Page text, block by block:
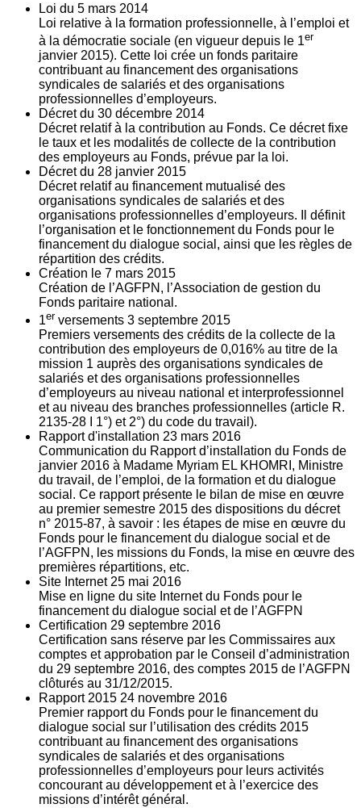
Loi du 5 mars 2014
Loi relative à la formation professionnelle, à l’emploi et
à la démocratie sociale (en vigueur depuis le 1er
janvier 2015). Cette loi crée un fonds paritaire
contribuant au financement des organisations
syndicales de salariés et des organisations
professionnelles d’employeurs.
Décret du 30 décembre 2014
Décret relatif à la contribution au Fonds. Ce décret fixe
le taux et les modalités de collecte de la contribution
des employeurs au Fonds, prévue par la loi.
Décret du 28 janvier 2015
Décret relatif au financement mutualisé des
organisations syndicales de salariés et des
organisations professionnelles d’employeurs. Il définit
l’organisation et le fonctionnement du Fonds pour le
financement du dialogue social, ainsi que les règles de
répartition des crédits.
Création le 7 mars 2015
Création de l’AGFPN, l’Association de gestion du
Fonds paritaire national.
1er versements 3 septembre 2015
Premiers versements des crédits de la collecte de la
contribution des employeurs de 0,016% au titre de la
mission 1 auprès des organisations syndicales de
salariés et des organisations professionnelles
d’employeurs au niveau national et interprofessionnel
et au niveau des branches professionnelles (article R.
2135‐28 I 1°) et 2°) du code du travail).
Rapport d'installation 23 mars 2016
Communication du Rapport d’installation du Fonds de
janvier 2016 à Madame Myriam EL KHOMRI, Ministre
du travail, de l’emploi, de la formation et du dialogue
social. Ce rapport présente le bilan de mise en œuvre
au premier semestre 2015 des dispositions du décret
n° 2015-87, à savoir : les étapes de mise en œuvre du
Fonds pour le financement du dialogue social et de
l’AGFPN, les missions du Fonds, la mise en œuvre des
premières répartitions, etc.
Site Internet 25 mai 2016
Mise en ligne du site Internet du Fonds pour le
financement du dialogue social et de l’AGFPN
Certification 29 septembre 2016
Certification sans réserve par les Commissaires aux
comptes et approbation par le Conseil d’administration
du 29 septembre 2016, des comptes 2015 de l’AGFPN
clôturés au 31/12/2015.
Rapport 2015 24 novembre 2016
Premier rapport du Fonds pour le financement du
dialogue social sur l’utilisation des crédits 2015
contribuant au financement des organisations
syndicales de salariés et des organisations
professionnelles d’employeurs pour leurs activités
concourant au développement et à l’exercice des
missions d’intérêt général.